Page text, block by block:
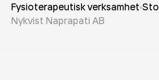
Fysioterapeutisk verksamhet
Nykvist Naprapati AB